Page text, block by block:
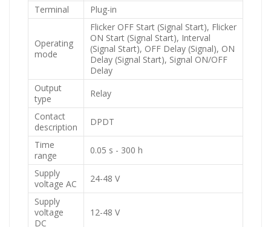
Terminal
Plug-in
Operating
mode
Flicker OFF Start (Signal Start), Flicker
ON Start (Signal Start), Interval
(Signal Start), OFF Delay (Signal), ON
Delay (Signal Start), Signal ON/OFF
Delay
Output
type
Relay
Contact
description
DPDT
Time
range
0.05 s - 300 h
Supply
voltage AC
24-48 V
Supply
voltage
DC
12-48 V